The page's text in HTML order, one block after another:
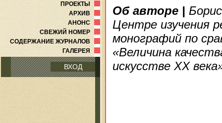
ПРОЕКТЫ
АРХИВ
АНОНС
СВЕЖИЙ НОМЕР
СОДЕРЖАНИЕ ЖУРНАЛОВ
ГАЛЕРЕЯ
ВХОД
Об авторе |
Центре изучения
монографий по
«Величина
искусстве XX